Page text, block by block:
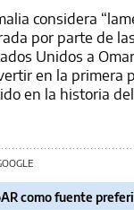
considera
por parte de
Unidos a
en la primera
en la historia
como fuente